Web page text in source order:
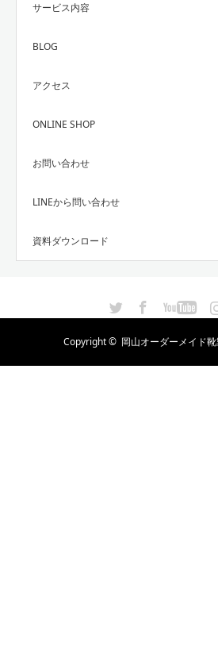
サービス内容
BLOG
アクセス
ONLINE SHOP
お問い合わせ
LINEから問い合わせ
資料ダウンロード
YouTubeInstagram
Copyright © 岡山オーダーメイド